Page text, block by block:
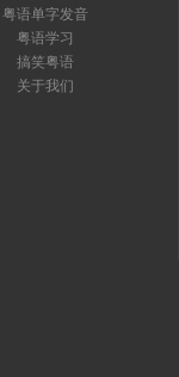
粤语单字发音
粤语学习
搞笑粤语
关于我们